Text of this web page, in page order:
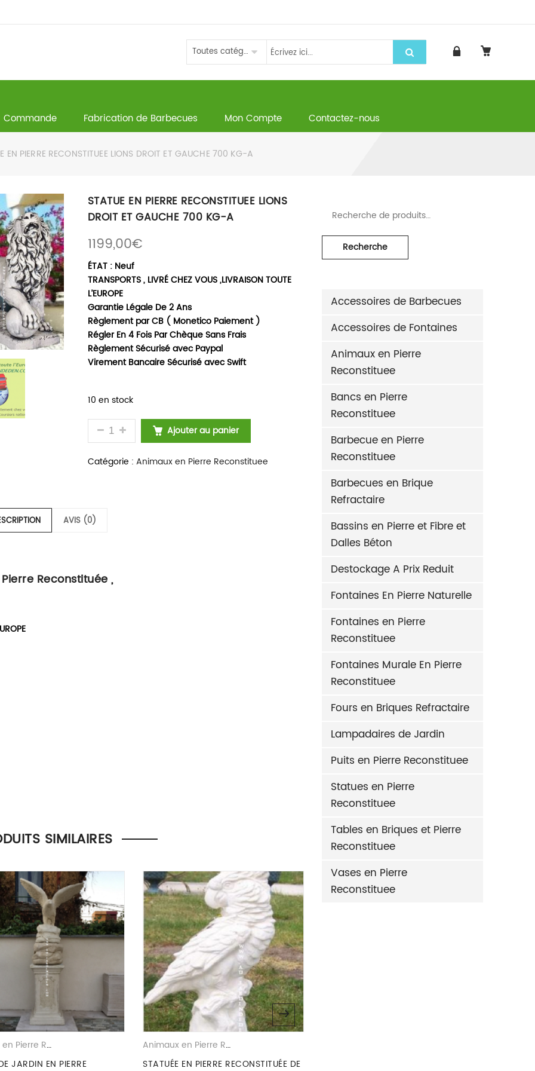
Toutes catégories
Commande Fabrication de Barbecues Mon Compte Contactez-nous
EN PIERRE RECONSTITUEE LIONS DROIT ET GAUCHE 700 KG-A
STATUE EN PIERRE RECONSTITUEE LIONS
DROIT ET GAUCHE 700 KG-A
1199,00€
ÉTAT : Neuf
TRANSPORTS , LIVRÉ CHEZ VOUS ,LIVRAISON TOUTE
L’EUROPE
Garantie Légale De 2 Ans
Règlement par CB ( Monetico Paiement )
Régler En 4 Fois Par Chèque Sans Frais
Règlement Sécurisé avec Paypal
Virement Bancaire Sécurisé avec Swift
10 en stock
QUANTITÉ DE STATUE EN PIERRE RECONSTITUEE LIONS DROIT ET GAUCHE 700 KG-A
Ajouter au panier
Catégorie : Animaux en Pierre Reconstituee
AVIS (0)
Reconstituée ,
possibilité de laisser un avis.
SIMILAIRES
Animaux en Pierre Reconstituee
JARDIN EN PIERRE
Animaux en Pierre Reconstituee
STATUÉE EN PIERRE RECONSTITUÉE DE
Recherche
Accessoires de Barbecues
Accessoires de Fontaines
Animaux en Pierre
Reconstituee
Bancs en Pierre
Reconstituee
Barbecue en Pierre
Reconstituee
Barbecues en Brique
Refractaire
Bassins en Pierre et Fibre et
Dalles Béton
Destockage A Prix Reduit
Fontaines En Pierre Naturelle
Fontaines en Pierre
Reconstituee
Fontaines Murale En Pierre
Reconstituee
Fours en Briques Refractaire
Lampadaires de Jardin
Puits en Pierre Reconstituee
Statues en Pierre
Reconstituee
Tables en Briques et Pierre
Reconstituee
Vases en Pierre
Reconstituee